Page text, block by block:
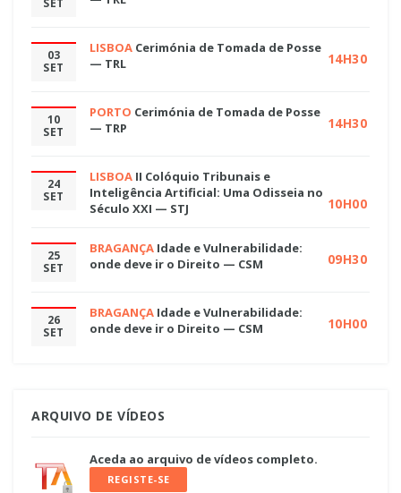
SET
03
SET
LISBOA Cerimónia de Tomada de Posse
— TRL
14H30
10
SET
PORTO Cerimónia de Tomada de Posse
— TRP
14H30
24
SET
LISBOA II Colóquio Tribunais e
Inteligência Artificial: Uma Odisseia no
Século XXI — STJ
10H00
25
SET
BRAGANÇA Idade e Vulnerabilidade:
onde deve ir o Direito — CSM
09H30
26
SET
BRAGANÇA Idade e Vulnerabilidade:
onde deve ir o Direito — CSM
10H00
ARQUIVO DE VÍDEOS
Aceda ao arquivo de vídeos completo.
REGISTE-SE